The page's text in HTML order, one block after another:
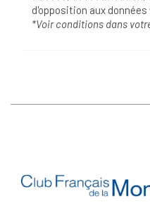
d'opposition aux
*Voir conditions dans